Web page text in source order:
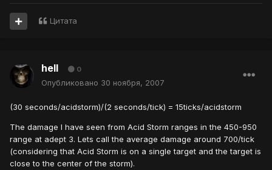
Цитата
hell 0
Опубликовано 30 ноября, 2007
(30 seconds/acidstorm)/(2 seconds/tick) = 15ticks/acidstorm
The damage I have seen from Acid Storm ranges in the 450-950
range at adept 3. Lets call the average damage around 700/tick
(considering that Acid Storm is on a single target and the target is
close to the center of the storm).